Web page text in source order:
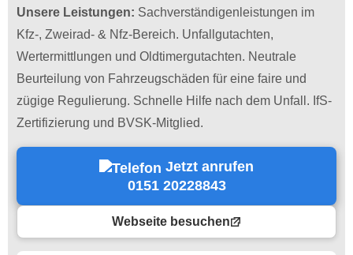
Unsere Leistungen: Sachverständigenleistungen im
Kfz-, Zweirad- & Nfz-Bereich. Unfallgutachten,
Wertermittlungen und Oldtimergutachten. Neutrale
Beurteilung von Fahrzeugschäden für eine faire und
zügige Regulierung. Schnelle Hilfe nach dem Unfall. IfS-
Zertifizierung und BVSK-Mitglied.
Jetzt anrufen
0151 20228843
Webseite besuchen